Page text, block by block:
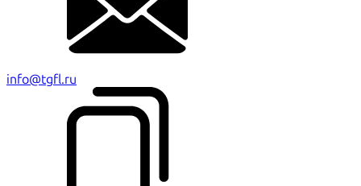
info@tgfl.ru